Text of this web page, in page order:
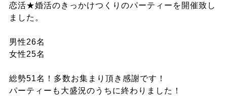
恋活★婚活のきっかけつくりのパーティーを開催致し
ました。
男性26名
女性25名
総勢51名！多数お集まり頂き感謝です！
パーティーも大盛況のうちに終わりました！